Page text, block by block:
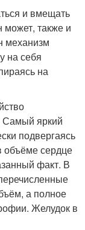
и вмещать
может, также и
механизм
на себя
на
Самый яркий
подвергаясь
объёме сердце
факт. В
а полное
Желудок в